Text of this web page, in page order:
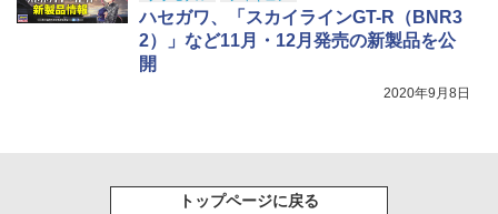
ハセガワ、「スカイラインGT-R（BNR3
2）」など11月・12月発売の新製品を公
開
2020年9月8日
トップページに戻る